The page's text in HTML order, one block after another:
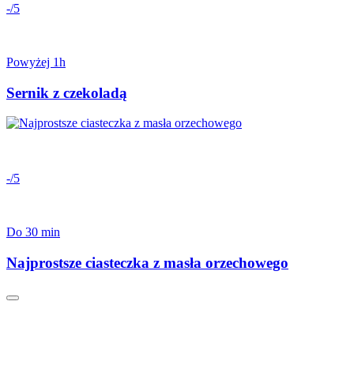
-/5
Powyżej 1h
Sernik z czekoladą
-/5
Do 30 min
Najprostsze ciasteczka z masła orzechowego